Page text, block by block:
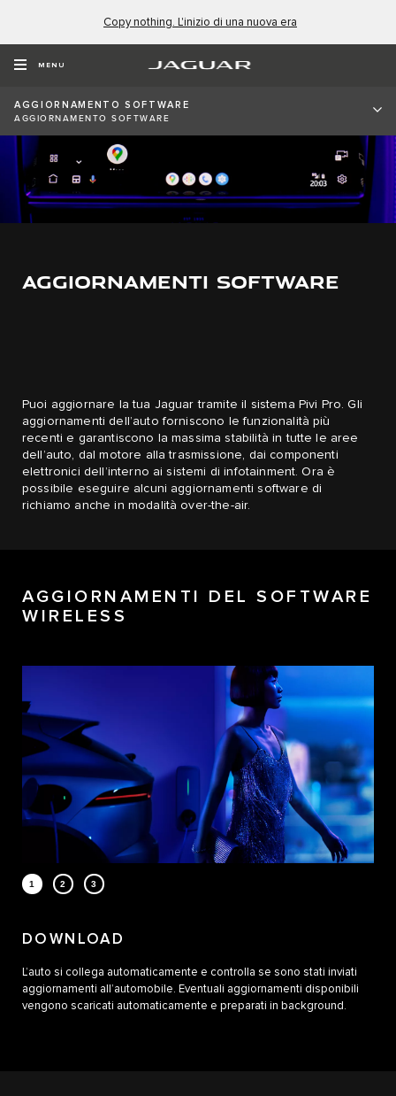
Copy nothing. L'inizio di una nuova era
MENU
AGGIORNAMENTO SOFTWARE
AGGIORNAMENTO SOFTWARE
AGGIORNAMENTI SOFTWARE
Puoi aggiornare la tua Jaguar tramite il sistema Pivi Pro. Gli
aggiornamenti dell’auto forniscono le funzionalità più
recenti e garantiscono la massima stabilità in tutte le aree
dell’auto, dal motore alla trasmissione, dai componenti
elettronici dell’interno ai sistemi di infotainment. Ora è
possibile eseguire alcuni aggiornamenti software di
richiamo anche in modalità over-the-air.
AGGIORNAMENTI DEL SOFTWARE
WIRELESS
DOWNLOAD
L’auto si collega automaticamente e controlla se sono stati inviati
aggiornamenti all’automobile. Eventuali aggiornamenti disponibili
vengono scaricati automaticamente e preparati in background.